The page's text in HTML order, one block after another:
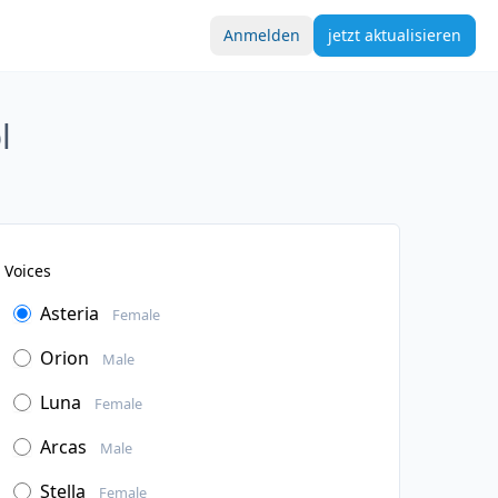
Anmelden jetzt aktualisieren
Voices
Asteria Female
Orion Male
Luna Female
Arcas Male
Stella Female